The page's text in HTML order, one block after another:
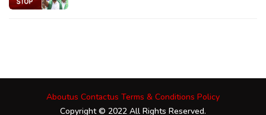
Aboutus Contactus Terms & Conditions Policy
Copyright © 2022 All Rights Reserved.